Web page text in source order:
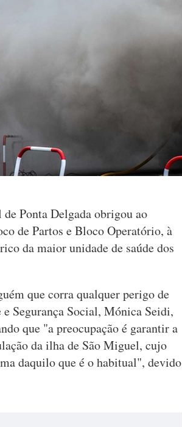
Ponta Delgada obrigou ao
de Partos e Bloco Operatório, à
da maior unidade de saúde dos
que corra qualquer perigo de
Segurança Social, Mónica Seidi,
que "a preocupação é garantir a
da ilha de São Miguel, cujo
daquilo que é o habitual", devido